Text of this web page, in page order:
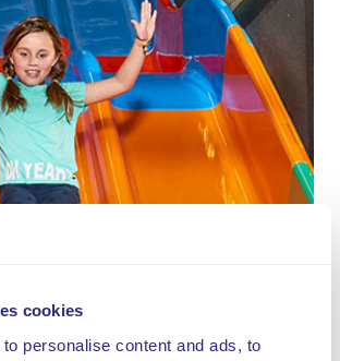
cookies
personalise content and ads, to